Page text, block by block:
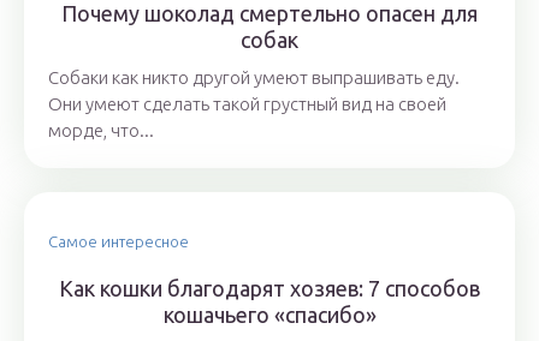
Почему шоколад смертельно опасен для
собак
Собаки как никто другой умеют выпрашивать еду.
Они умеют сделать такой грустный вид на своей
морде, что...
Самое интересное
Как кошки благодарят хозяев: 7 способов
кошачьего «спасибо»